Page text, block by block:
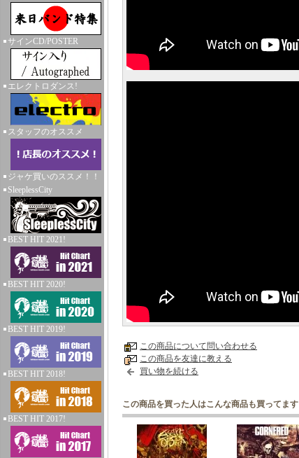
サインCD/POSTER
エレクトロダンス!
スタッフのオススメ
ジャケ買いのススメ！！
SleeplessCity
BEST HIT 2021!
BEST HIT 2020!
BEST HIT 2019!
BEST HIT 2018!
BEST HIT 2017!
この商品について問い合わせる
この商品を友達に教える
買い物を続ける
この商品を買った人はこんな商品も買ってます